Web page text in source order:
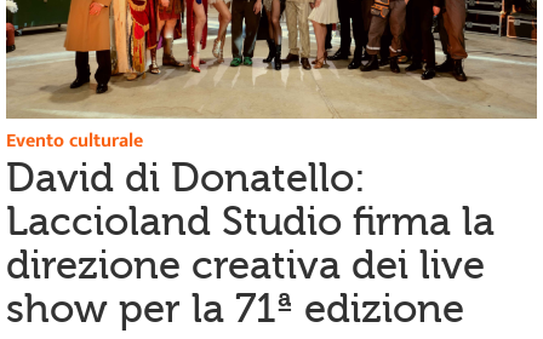
Evento culturale
David di Donatello:
Laccioland Studio firma la
direzione creativa dei live
show per la 71ª edizione